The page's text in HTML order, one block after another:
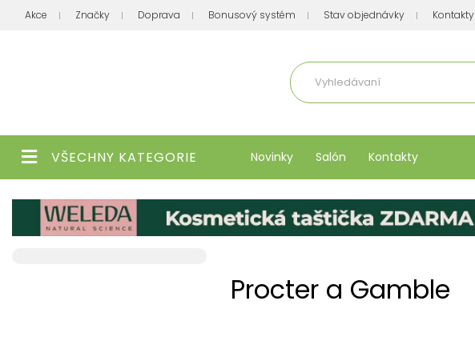
Akce Značky Doprava Bonusový systém Stav objednávky Kontakty
VŠECHNY KATEGORIE Novinky Salón Kontakty
Procter a Gamble